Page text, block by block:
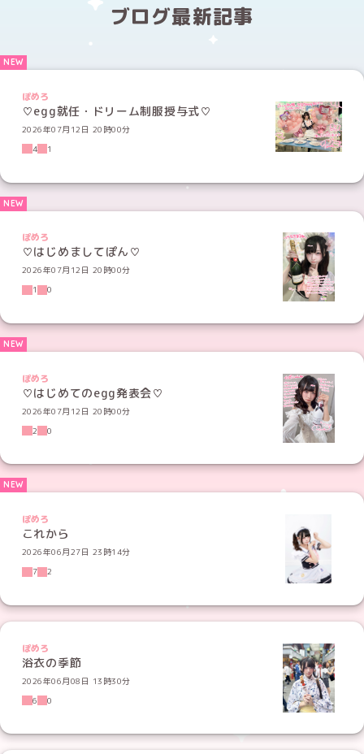
ブログ最新記事
ぽめろ
♡egg就任・ドリーム制服授与式♡
2026年07月12日 20時00分
4
1
ぽめろ
♡はじめましてぽん♡
2026年07月12日 20時00分
1
0
ぽめろ
♡はじめてのegg発表会♡
2026年07月12日 20時00分
2
0
ぽめろ
これから
2026年06月27日 23時14分
7
2
ぽめろ
浴衣の季節
2026年06月08日 13時30分
6
0